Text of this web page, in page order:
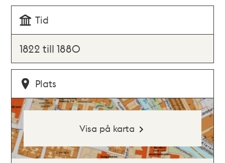
Tid
1822 till 1880
Plats
Visa på karta